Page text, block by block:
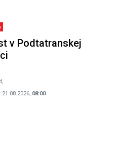
v Podtatranskej
21.08.2026, 08:00